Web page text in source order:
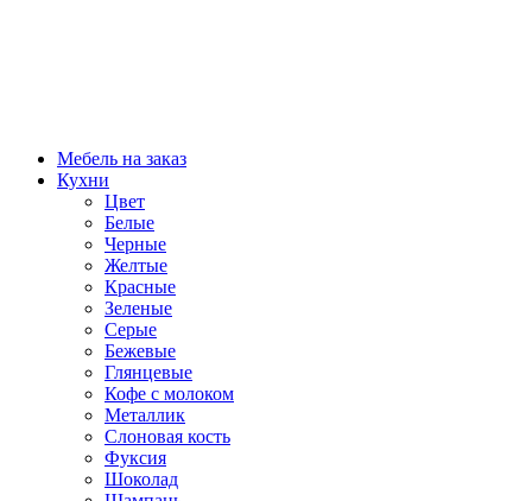
Мебель на заказ
Кухни
Цвет
Белые
Черные
Желтые
Красные
Зеленые
Серые
Бежевые
Глянцевые
Кофе с молоком
Металлик
Слоновая кость
Фуксия
Шоколад